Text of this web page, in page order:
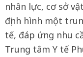
nhân lực, cơ sở
định hình một
tế, đáp ứng nhu
Trung tâm Y tế